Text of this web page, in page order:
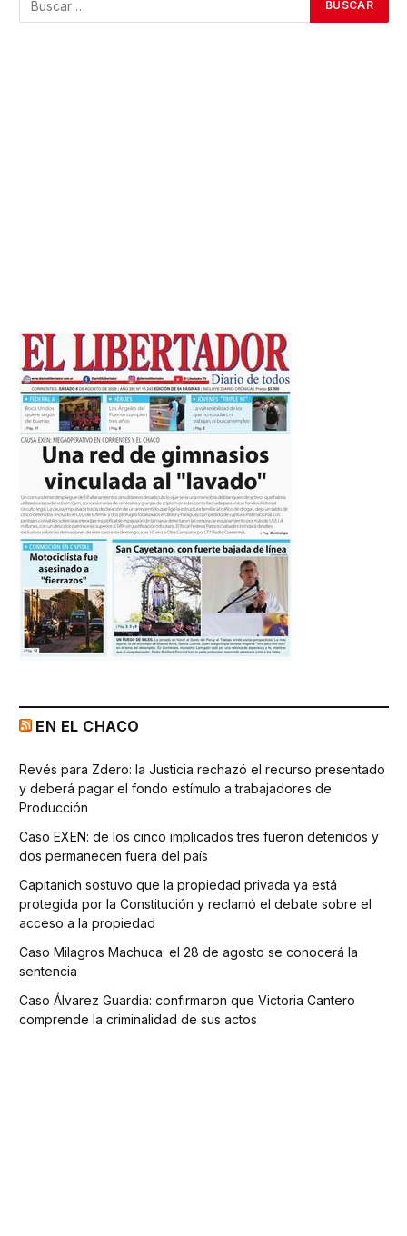
EN EL CHACO
Revés para Zdero: la Justicia rechazó el recurso presentado
y deberá pagar el fondo estímulo a trabajadores de
Producción
Caso EXEN: de los cinco implicados tres fueron detenidos y
dos permanecen fuera del país
Capitanich sostuvo que la propiedad privada ya está
protegida por la Constitución y reclamó el debate sobre el
acceso a la propiedad
Caso Milagros Machuca: el 28 de agosto se conocerá la
sentencia
Caso Álvarez Guardia: confirmaron que Victoria Cantero
comprende la criminalidad de sus actos